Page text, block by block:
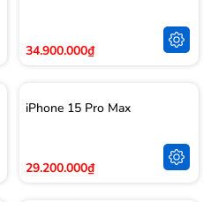
34.900.000₫
iPhone 15 Pro Max
29.200.000₫